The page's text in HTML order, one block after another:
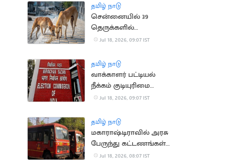
தமிழ் நாடு
சென்னையில் 39
தெருக்களில்
தெருநாய்களுக்கு
Jul 18, 2026, 09:07 IST
தமிழ் நாடு
வாக்காளர் பட்டியல்
நீக்கம் குடியுரிமை
இழப்பாகாது: உச்ச
Jul 18, 2026, 09:07 IST
தமிழ் நாடு
மகாராஷ்டிராவில் அரசு
பேருந்து கட்டணங்கள்
உயர்வு
Jul 18, 2026, 08:07 IST